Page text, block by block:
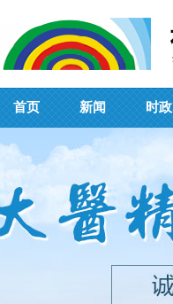
首页 新闻 时政